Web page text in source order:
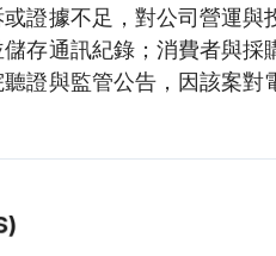
證據不足，對公司營運
存通訊紀錄；消費者與
證與監管公告，因該案